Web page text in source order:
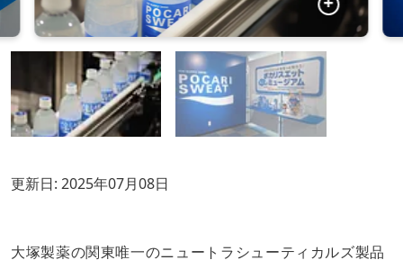
更新日: 2025年07月08日
大塚製薬の関東唯一のニュートラシューティカルズ製品